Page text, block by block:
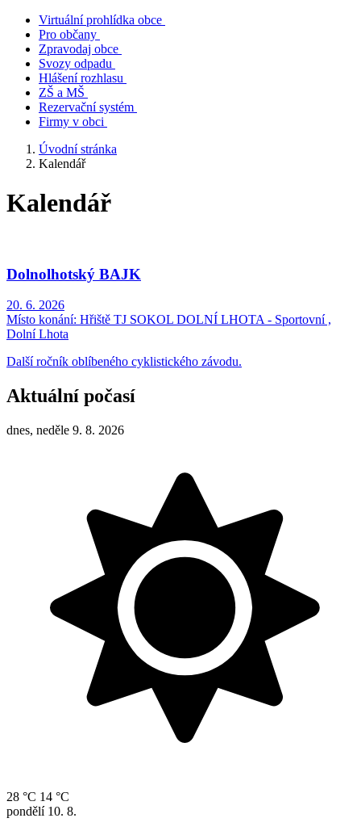
Virtuální prohlídka obce
Pro občany
Zpravodaj obce
Svozy odpadu
Hlášení rozhlasu
ZŠ a MŠ
Rezervační systém
Firmy v obci
Úvodní stránka
Kalendář
Kalendář
Dolnolhotský BAJK
20. 6. 2026
Místo konání: Hřiště TJ SOKOL DOLNÍ LHOTA - Sportovní ,
Dolní Lhota
Další ročník oblíbeného cyklistického závodu.
Aktuální počasí
dnes, neděle 9. 8. 2026
28 °C 14 °C
pondělí 10. 8.